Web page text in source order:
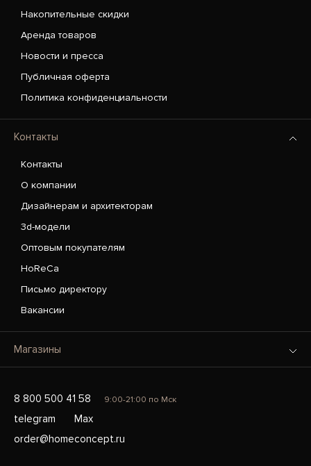
Накопительные скидки
Аренда товаров
Новости и пресса
Публичная оферта
Политика конфиденциальности
Контакты
Контакты
О компании
Дизайнерам и архитекторам
3d-модели
Оптовым покупателям
HoReCa
Письмо директору
Вакансии
Магазины
8 800 500 41 58 9:00-21:00 по Мск
telegram
Max
order@homeconcept.ru